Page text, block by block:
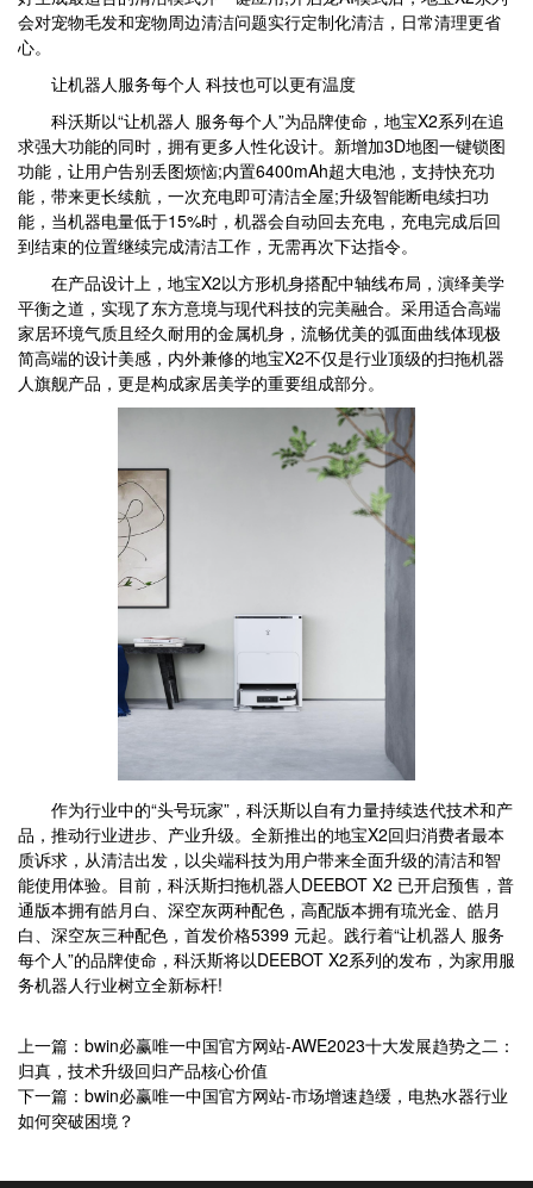
会对宠物毛发和宠物周边清洁问题实行定制化清洁，日常清理更省
心。
让机器人服务每个人 科技也可以更有温度
科沃斯以“让机器人 服务每个人”为品牌使命，地宝X2系列在追
求强大功能的同时，拥有更多人性化设计。新增加3D地图一键锁图
功能，让用户告别丢图烦恼;内置6400mAh超大电池，支持快充功
能，带来更长续航，一次充电即可清洁全屋;升级智能断电续扫功
能，当机器电量低于15%时，机器会自动回去充电，充电完成后回
到结束的位置继续完成清洁工作，无需再次下达指令。
在产品设计上，地宝X2以方形机身搭配中轴线布局，演绎美学
平衡之道，实现了东方意境与现代科技的完美融合。采用适合高端
家居环境气质且经久耐用的金属机身，流畅优美的弧面曲线体现极
简高端的设计美感，内外兼修的地宝X2不仅是行业顶级的扫拖机器
人旗舰产品，更是构成家居美学的重要组成部分。
作为行业中的“头号玩家”，科沃斯以自有力量持续迭代技术和产
品，推动行业进步、产业升级。全新推出的地宝X2回归消费者最本
质诉求，从清洁出发，以尖端科技为用户带来全面升级的清洁和智
能使用体验。目前，科沃斯扫拖机器人DEEBOT X2 已开启预售，普
通版本拥有皓月白、深空灰两种配色，高配版本拥有琉光金、皓月
白、深空灰三种配色，首发价格5399 元起。践行着“让机器人 服务
每个人”的品牌使命，科沃斯将以DEEBOT X2系列的发布，为家用服
务机器人行业树立全新标杆!
上一篇：bwin必赢唯一中国官方网站-AWE2023十大发展趋势之二：
归真，技术升级回归产品核心价值
下一篇：bwin必赢唯一中国官方网站-市场增速趋缓，电热水器行业
如何突破困境？